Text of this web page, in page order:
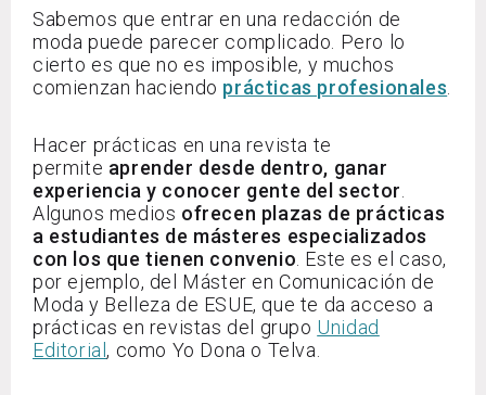
Sabemos que entrar en una redacción de
moda puede parecer complicado. Pero lo
cierto es que no es imposible, y muchos
comienzan haciendo prácticas profesionales.
Hacer prácticas en una revista te
permite aprender desde dentro, ganar
experiencia y conocer gente del sector.
Algunos medios ofrecen plazas de prácticas
a estudiantes de másteres especializados
con los que tienen convenio. Este es el caso,
por ejemplo, del Máster en Comunicación de
Moda y Belleza de ESUE, que te da acceso a
prácticas en revistas del grupo Unidad
Editorial, como Yo Dona o Telva.